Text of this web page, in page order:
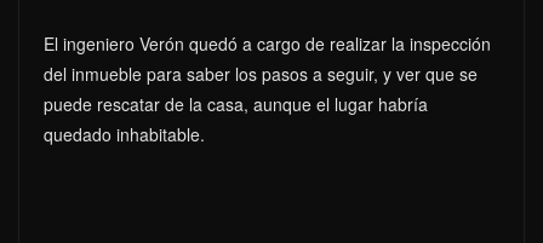
El ingeniero Verón quedó a cargo de realizar la inspección
del inmueble para saber los pasos a seguir, y ver que se
puede rescatar de la casa, aunque el lugar habría
quedado inhabitable.